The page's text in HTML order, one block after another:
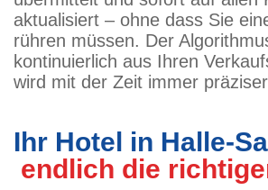
aktualisiert – ohne dass Sie
rühren müssen. Der
kontinuierlich aus Ihren
wird mit der Zeit immer
Ihr Hotel in Halle-
endlich die